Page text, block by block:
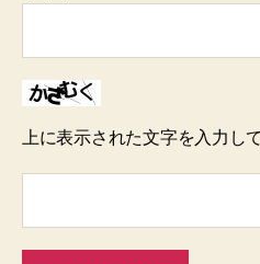
上に表示された文字を入力し